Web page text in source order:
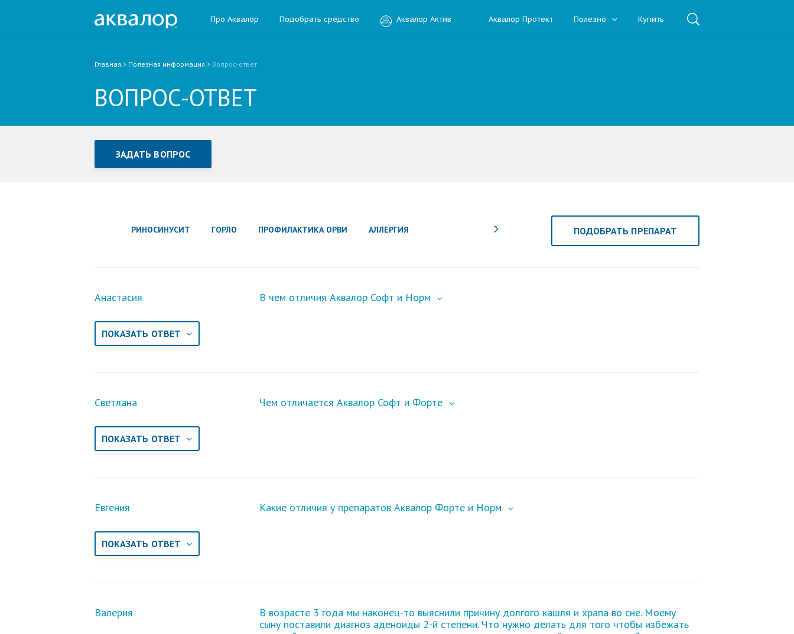
Про Аквалор Подобрать средство Аквалор Актив Аквалор Протект Полезно Купить
Главная Полезная информация Вопрос-ответ
ВОПРОС-ОТВЕТ
ЗАДАТЬ ВОПРОС
Отправляя вопрос, я принимаю
РИНОСИНУСИТ ГОРЛО ПРОФИЛАКТИКА ОРВИ АЛЛЕРГИЯ ПОДОБРАТЬ ПРЕПАРАТ
Анастасия
ПОКАЗАТЬ ОТВЕТ
В чем отличия Аквалор Софт и Норм
Светлана
ПОКАЗАТЬ ОТВЕТ
Чем отличается Аквалор Софт и Форте
Евгения
ПОКАЗАТЬ ОТВЕТ
Какие отличия у препаратовАквалор Форте и Норм
Валерия
В возрасте 3 года мы наконец-то выяснили причину долгого кашля и храпа во сне. Моему
сыну поставили диагноз аденоиды 2-й степени. Что нужно делать для того чтобы избежать